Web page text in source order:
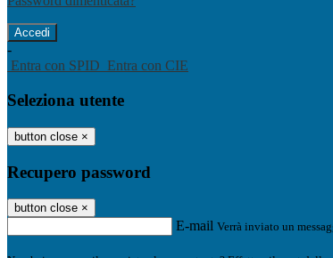
-
Entra con SPID Entra con CIE
Seleziona utente
button close ×
Recupero password
button close ×
E-mail Verrà inviato un